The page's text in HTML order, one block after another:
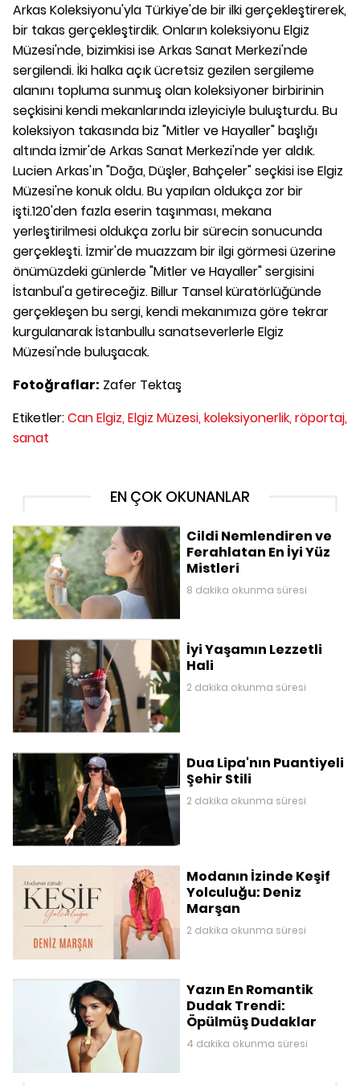
Arkas Koleksiyonu'yla Türkiye'de bir ilki gerçekleştirerek,
bir takas gerçekleştirdik. Onların koleksiyonu Elgiz
Müzesi'nde, bizimkisi ise Arkas Sanat Merkezi'nde
sergilendi. İki halka açık ücretsiz gezilen sergileme
alanını topluma sunmuş olan koleksiyoner birbirinin
seçkisini kendi mekanlarında izleyiciyle buluşturdu. Bu
koleksiyon takasında biz "Mitler ve Hayaller" başlığı
altında İzmir'de Arkas Sanat Merkezi'nde yer aldık.
Lucien Arkas'ın "Doğa, Düşler, Bahçeler" seçkisi ise Elgiz
Müzesi'ne konuk oldu. Bu yapılan oldukça zor bir
işti.120'den fazla eserin taşınması, mekana
yerleştirilmesi oldukça zorlu bir sürecin sonucunda
gerçekleşti. İzmir'de muazzam bir ilgi görmesi üzerine
önümüzdeki günlerde "Mitler ve Hayaller" sergisini
İstanbul'a getireceğiz. Billur Tansel küratörlüğünde
gerçekleşen bu sergi, kendi mekanımıza göre tekrar
kurgulanarak İstanbullu sanatseverlerle Elgiz
Müzesi'nde buluşacak.
Fotoğraflar: Zafer Tektaş
Etiketler:Can Elgiz,Elgiz Müzesi,koleksiyonerlik,röportaj,
sanat
EN ÇOK OKUNANLAR
Cildi Nemlendiren ve
Ferahlatan En İyi Yüz
Mistleri
8 dakika okunma süresi
İyi Yaşamın Lezzetli
Hali
2 dakika okunma süresi
Dua Lipa'nın Puantiyeli
Şehir Stili
2 dakika okunma süresi
Modanın İzinde Keşif
Yolculuğu: Deniz
Marşan
2 dakika okunma süresi
Yazın En Romantik
Dudak Trendi:
Öpülmüş Dudaklar
4 dakika okunma süresi